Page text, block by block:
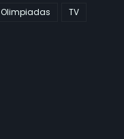
Olimpiadas
TV